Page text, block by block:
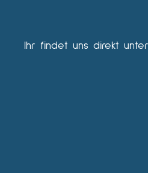
Ihr findet uns direkt